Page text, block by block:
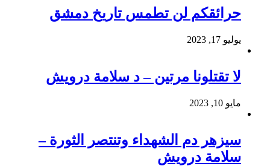
حرائقكم لن تطمس تاريخ دمشق
يوليو 17, 2023
لا تقتلونا مرتين – د سلامة درويش
مايو 10, 2023
سيزهر دم الشهداء وتنتصر الثورة –
سلامة درويش